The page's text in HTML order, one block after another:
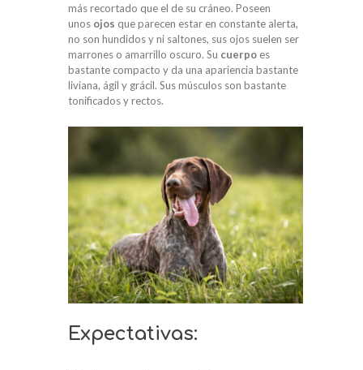
más recortado que el de su cráneo. Poseen
unos ojos que parecen estar en constante alerta,
no son hundidos y ni saltones, sus ojos suelen ser
marrones o amarrillo oscuro. Su cuerpo es
bastante compacto y da una apariencia bastante
liviana, ágil y grácil. Sus músculos son bastante
tonificados y rectos.
Expectativas: